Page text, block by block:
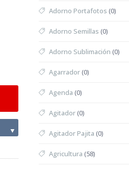
▼
Adorno Portafotos (0)
Adorno Semillas (0)
Adorno Sublimación (0)
Agarrador(0)
Agenda (0)
Agitador(0)
Agitador Pajita (0)
Agricultura (58)